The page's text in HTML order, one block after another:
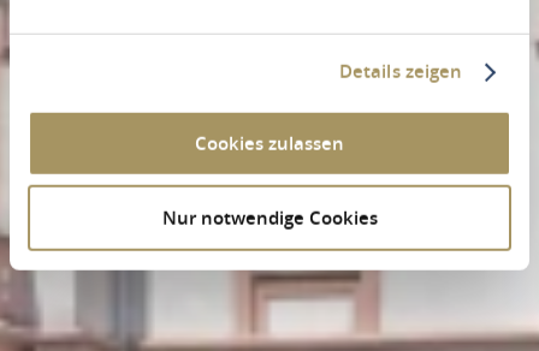
Details zeigen
Cookies zulassen
Nur notwendige Cookies